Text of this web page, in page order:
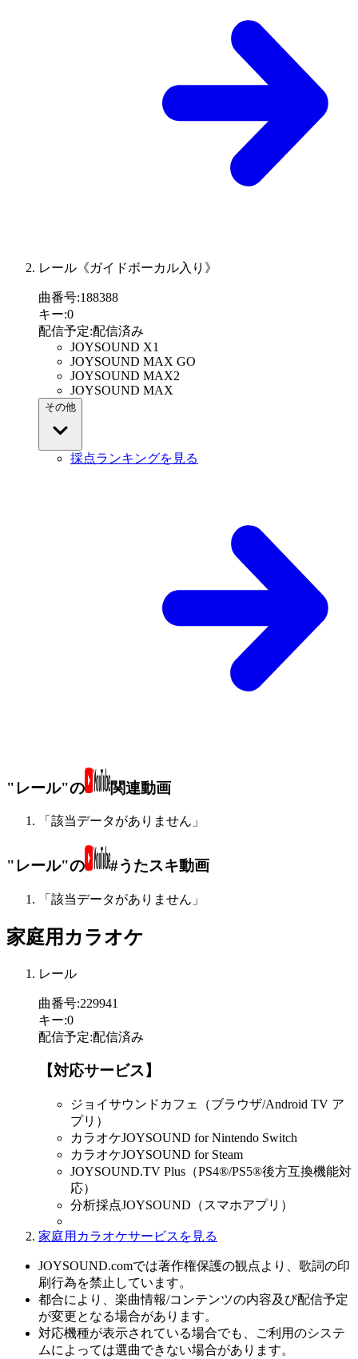
レール《ガイドボーカル入り》
曲番号:188388
キー:0
配信予定:配信済み
JOYSOUND X1
JOYSOUND MAX GO
JOYSOUND MAX2
JOYSOUND MAX
その他
採点ランキングを見る
"レール"の 関連動画
「該当データがありません」
"レール"の #うたスキ動画
「該当データがありません」
家庭用カラオケ
レール
曲番号:229941
キー:0
配信予定:配信済み
【対応サービス】
ジョイサウンドカフェ（ブラウザ/Android TV ア
プリ）
カラオケJOYSOUND for Nintendo Switch
カラオケJOYSOUND for Steam
JOYSOUND.TV Plus（PS4®/PS5®後方互換機能対
応）
分析採点JOYSOUND（スマホアプリ）
家庭用カラオケサービスを見る
JOYSOUND.comでは著作権保護の観点より、歌詞の印
刷行為を禁止しています。
都合により、楽曲情報/コンテンツの内容及び配信予定
が変更となる場合があります。
対応機種が表示されている場合でも、ご利用のシステ
ムによっては選曲できない場合があります。